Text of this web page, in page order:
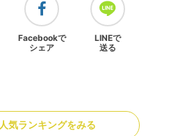
Facebookで
シェア
LINEで
送る
人気ランキングをみる